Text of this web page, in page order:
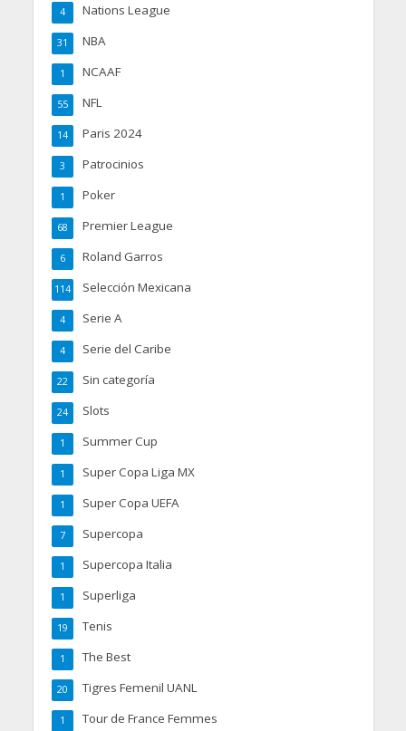
Nations League
4
NBA
31
NCAAF
1
NFL
55
Paris 2024
14
Patrocinios
3
Poker
1
Premier League
68
Roland Garros
6
Selección Mexicana
114
Serie A
4
Serie del Caribe
4
Sin categoría
22
Slots
24
Summer Cup
1
Super Copa Liga MX
1
Super Copa UEFA
1
Supercopa
7
Supercopa Italia
1
Superliga
1
Tenis
19
The Best
1
Tigres Femenil UANL
20
Tour de France Femmes
1